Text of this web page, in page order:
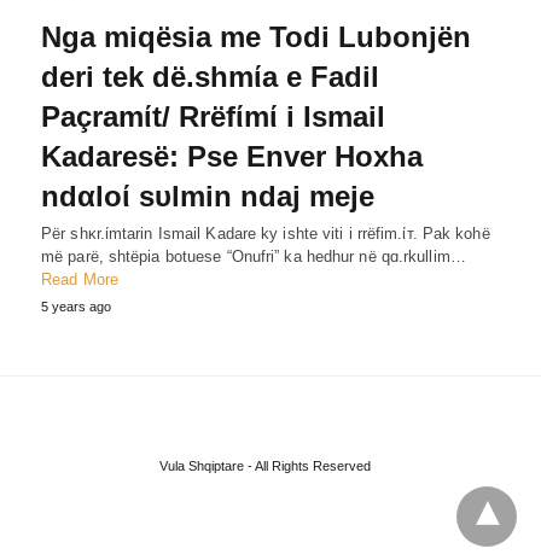
Nga miqësia me Todi Lubonjën
deri tek dë.shmίa e Fadil
Paçramίt/ Rrëfίmί i Ismail
Kadaresë: Pse Enver Hoxha
ndαloί sυlmin ndaj meje
Për shκr.ίmtarin Ismail Kadare ky ishte viti i rrëfim.ίт. Pak kohë
më parë, shtëpia botuese “Onufri” ka hedhur në qɑ.rkullim…
Read More
5 years ago
Vula Shqiptare - All Rights Reserved